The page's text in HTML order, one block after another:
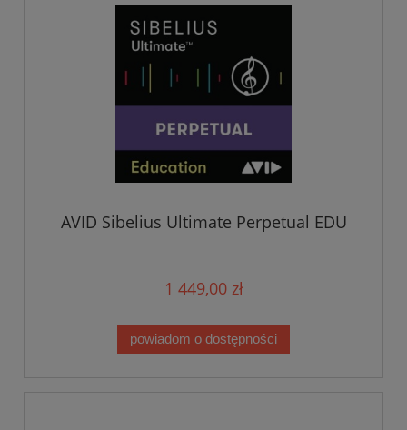
AVID Sibelius Ultimate Perpetual EDU
1 449,00 zł
powiadom o dostępności